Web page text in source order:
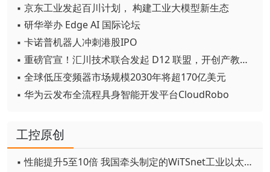
▪ 京东工业发起百川计划， 构建工业大模型新生态
▪ 研华举办 Edge AI 国际论坛
▪ 卡诺普机器人冲刺港股IPO
▪ 重磅官宣！汇川技术联合发起 D12 联盟，开创产教融合新范式
▪ 全球低压变频器市场规模2030年将超170亿美元
▪ 华为云发布全流程具身智能开发平台CloudRobo
工控原创
▪ 性能提升5至10倍 我国牵头制定的WiTSnet工业以太网国际标准正式发布